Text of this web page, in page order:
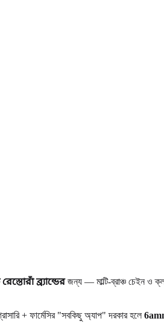
ব্র্যান্ডেরজন্য — মাল্টি-ব্রাঞ্চ চেইন ও
+ ফার্মেসির "সবকিছু অ্যাপ" দরকার হলে